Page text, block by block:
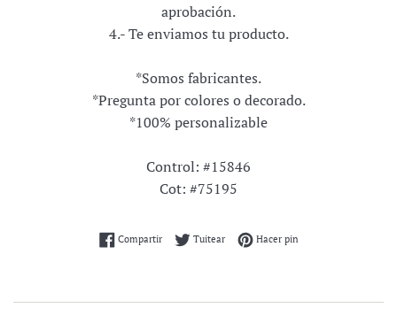
aprobación.
4.- Te enviamos tu producto.
*Somos fabricantes.
*Pregunta por colores o decorado.
*100% personalizable
Control: #15846
Cot: #75195
CompartirCompartir en Facebook
TuitearTuitear en Twitter
Hacer pinPinear en Pinterest